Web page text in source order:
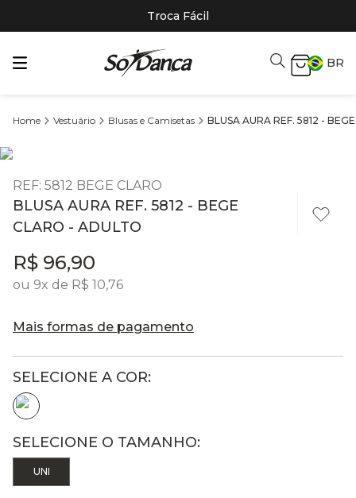
Troca Fácil
BR
Vestuário Blusas e Camisetas BLUSA AURA REF. 5812 -
REF: 5812 BEGE CLARO
BLUSA AURA REF. 5812 - BEGE
CLARO - ADULTO
R$ 96,90
ou 9x de R$ 10,76
Mais formas de pagamento
UNI